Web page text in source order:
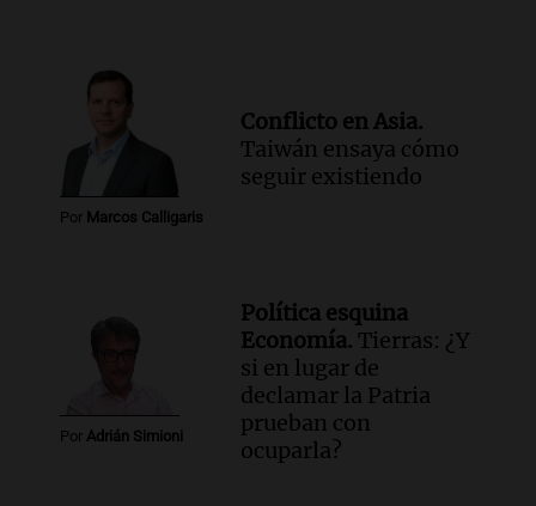
Por Marcos Calligaris
Conflicto en Asia.
Taiwán ensaya cómo
seguir existiendo
Por Adrián Simioni
Política esquina
Economía. Tierras: ¿Y
si en lugar de
declamar la Patria
prueban con
ocuparla?